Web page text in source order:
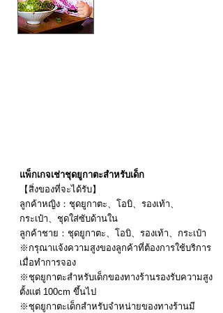
แพ็กเกจเช่าชุดยูกาตะสำหรับเด็ก
【สิ่งของที่จะได้รับ】
ลูกค้าหญิง：ชุดยูกาตะ、โอบิ、รองเท้า、
กระเป๋า、ชุดใส่ซับด้านใน
ลูกค้าชาย：ชุดยูกาตะ、โอบิ、รองเท้า、กระเป๋า
※กรุณาแจ้งความสูงของลูกค้าที่ต้องการใช้บริการ
เมื่อทำการจอง
※ชุดยูกาตะสำหรับเด็กของทางร้านรองรับความสูง
ตั้งแต่ 100cm ขึ้นไป
※ชุดยูกาตะเด็กสำหรับจำหน่ายของทางร้านมี